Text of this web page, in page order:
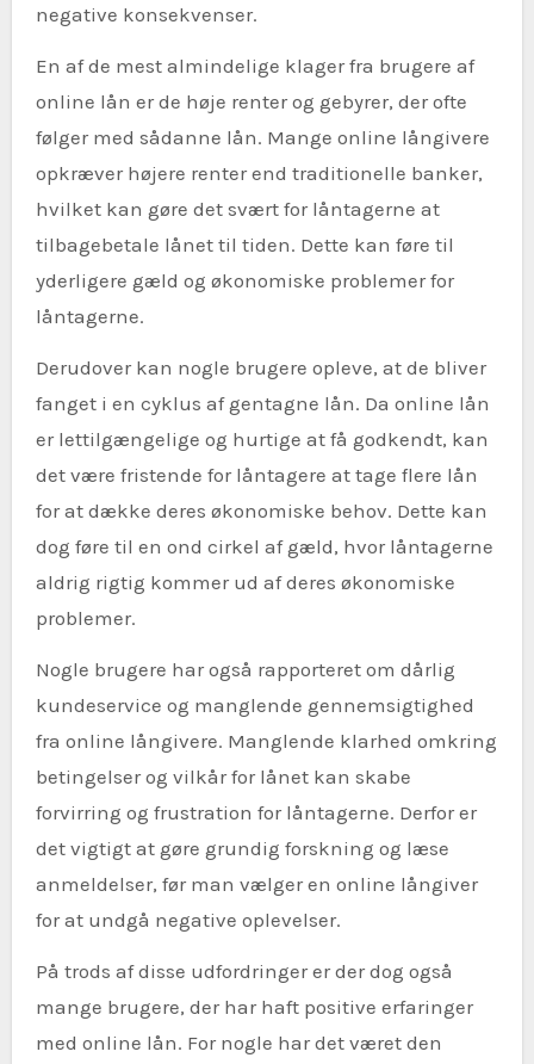
negative konsekvenser.
En af de mest almindelige klager fra brugere af
online lån er de høje renter og gebyrer, der ofte
følger med sådanne lån. Mange online långivere
opkræver højere renter end traditionelle banker,
hvilket kan gøre det svært for låntagerne at
tilbagebetale lånet til tiden. Dette kan føre til
yderligere gæld og økonomiske problemer for
låntagerne.
Derudover kan nogle brugere opleve, at de bliver
fanget i en cyklus af gentagne lån. Da online lån
er lettilgængelige og hurtige at få godkendt, kan
det være fristende for låntagere at tage flere lån
for at dække deres økonomiske behov. Dette kan
dog føre til en ond cirkel af gæld, hvor låntagerne
aldrig rigtig kommer ud af deres økonomiske
problemer.
Nogle brugere har også rapporteret om dårlig
kundeservice og manglende gennemsigtighed
fra online långivere. Manglende klarhed omkring
betingelser og vilkår for lånet kan skabe
forvirring og frustration for låntagerne. Derfor er
det vigtigt at gøre grundig forskning og læse
anmeldelser, før man vælger en online långiver
for at undgå negative oplevelser.
På trods af disse udfordringer er der dog også
mange brugere, der har haft positive erfaringer
med online lån. For nogle har det været den